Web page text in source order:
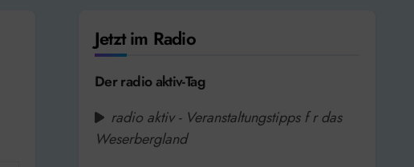
Jetzt im Radio
Der radio aktiv-Tag
radio aktiv - Veranstaltungstipps f r das
Weserbergland